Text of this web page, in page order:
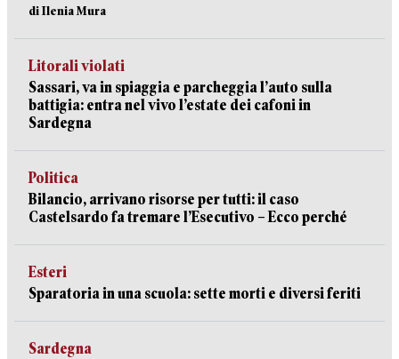
di Ilenia Mura
Litorali violati
Sassari, va in spiaggia e parcheggia l’auto sulla
battigia: entra nel vivo l’estate dei cafoni in
Sardegna
Politica
Bilancio, arrivano risorse per tutti: il caso
Castelsardo fa tremare l’Esecutivo – Ecco perché
Esteri
Sparatoria in una scuola: sette morti e diversi feriti
Sardegna